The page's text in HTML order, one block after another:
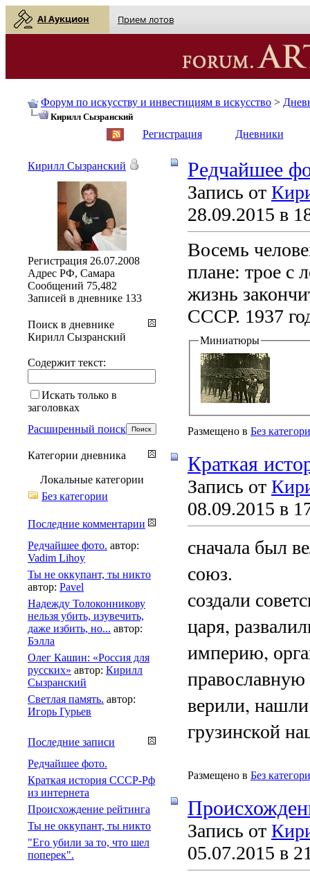
AI Аукцион Прием лотов
Форум по искусству и инвестициям в искусство >
Кирилл Сызранский
Регистрация Дневники
Редчайшее
Запись от
28.09.2015 в
Восемь
плане: трое с
жизнь
СССР. 1937
Миниатюры
Размещено в Без
Краткая
Запись от
08.09.2015 в
сначала был
союз.
создали
царя,
империю,
верили, нашли
грузинской
Размещено в Без
Запись от
05.07.2015 в
Кирилл Сызранский
Регистрация 26.07.2008
Адрес РФ, Самара
Сообщений 75,482
Записей в дневнике 133
Поиск в дневнике
Кирилл Сызранский
Содержит текст:
Искать только в
заголовках
Расширенный поиск
Категории дневника
Локальные категории
Без категории
Последние комментарии
Редчайшее фото. автор:
Vadim Lihoy
Ты не оккупант, ты никто
автор: Pavel
Надежду Толоконникову
нельзя убить, изувечить,
даже избить, но... автор:
Бэлла
Олег Кашин: «Россия для
русских» автор: Кирилл
Сызранский
Светлая память. автор:
Игорь Гурьев
Последние записи
Редчайшее фото.
Краткая история СССР-Рф
из интернета
Происхождение рейтинга
Ты не оккупант, ты никто
"Его убили за то, что шел
поперек".